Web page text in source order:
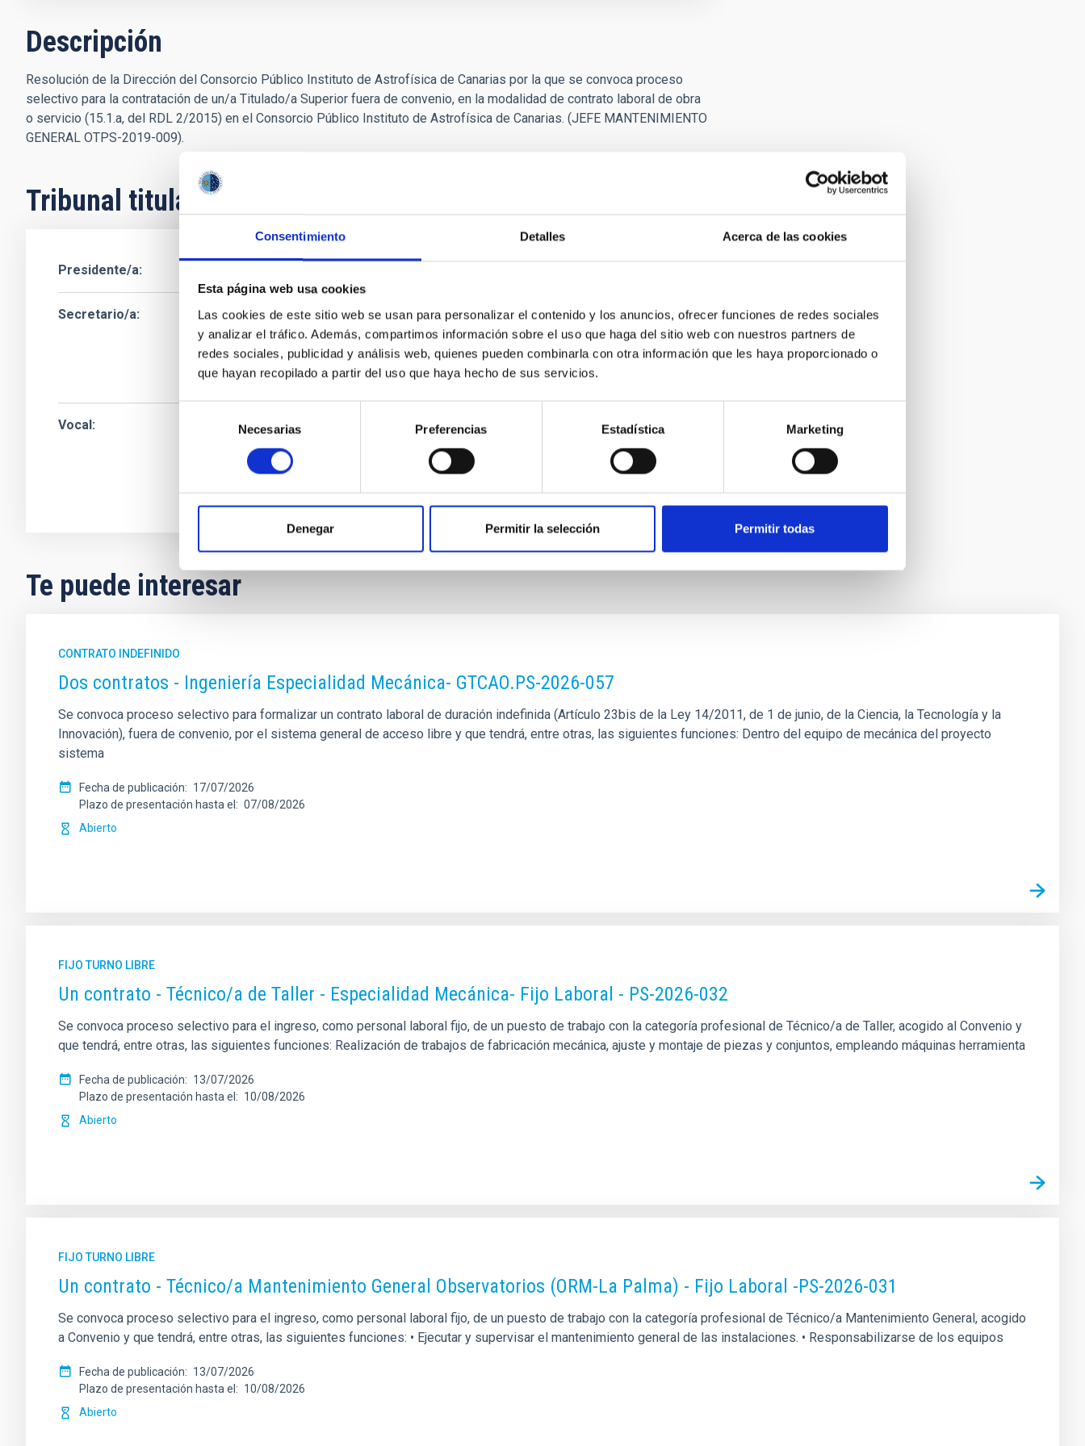
Consentimiento Detalles Acerca de las cookies
Esta página web usa cookies
Las cookies de este sitio web se usan para personalizar el contenido y los anuncios, ofrecer funciones de redes sociales
y analizar el tráfico. Además, compartimos información sobre el uso que haga del sitio web con nuestros partners de
redes sociales, publicidad y análisis web, quienes pueden combinarla con otra información que les haya proporcionado o
que hayan recopilado a partir del uso que haya hecho de sus servicios.
consentimiento
Necesarias Preferencias Estadística Marketing
Denegar Permitir la selección Permitir todas
Descripción
Resolución de la Dirección del Consorcio Público Instituto de Astrofísica de Canarias por la que se convoca proceso
selectivo para la contratación de un/a Titulado/a Superior fuera de convenio, en la modalidad de contrato laboral de obra
o servicio (15.1.a, del RDL 2/2015) en el Consorcio Público Instituto de Astrofísica de Canarias. (JEFE MANTENIMIENTO
GENERAL OTPS-2019-009).
Tribunal titular
Presidente/a
Secretario/a Sra. Antonia Delia García Méndez
Instituto de Astrofísica de Canarias (IAC)
Jefe/a Contabilidad
Vocal Mr. Jorge
Instituto de Astrofísica de Canarias (IAC)
Titulado/a Superior
Te puede interesar
CONTRATO INDEFINIDO
Dos contratos - Ingeniería Especialidad Mecánica- GTCAO.PS-2026-057
Se convoca proceso selectivo para formalizar un contrato laboral de duración indefinida (Artículo 23bis de la Ley 14/2011, de 1 de junio, de la Ciencia, la Tecnología y la
Innovación), fuera de convenio, por el sistema general de acceso libre y que tendrá, entre otras, las siguientes funciones: Dentro del equipo de mecánica del proyecto
sistema
Fecha de publicación
17/07/2026
Plazo de presentación hasta el
07/08/2026
Abierto
FIJO TURNO LIBRE
Un contrato - Técnico/a de Taller - Especialidad Mecánica- Fijo Laboral - PS-2026-032
Se convoca proceso selectivo para el ingreso, como personal laboral fijo, de un puesto de trabajo con la categoría profesional de Técnico/a de Taller, acogido al Convenio y
que tendrá, entre otras, las siguientes funciones: Realización de trabajos de fabricación mecánica, ajuste y montaje de piezas y conjuntos, empleando máquinas herramienta
Fecha de publicación
13/07/2026
Plazo de presentación hasta el
10/08/2026
Abierto
FIJO TURNO LIBRE
Un contrato - Técnico/a Mantenimiento General Observatorios (ORM-La Palma) - Fijo Laboral -PS-2026-031
Se convoca proceso selectivo para el ingreso, como personal laboral fijo, de un puesto de trabajo con la categoría profesional de Técnico/a Mantenimiento General, acogido
a Convenio y que tendrá, entre otras, las siguientes funciones: • Ejecutar y supervisar el mantenimiento general de las instalaciones. • Responsabilizarse de los equipos
Fecha de publicación
13/07/2026
Plazo de presentación hasta el
10/08/2026
Abierto